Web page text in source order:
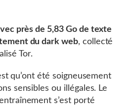
près de 5,83 Go de texte
du dark web, collecté
Tor.
qu’ont été soigneusement
sensibles ou illégales. Le
s’est porté